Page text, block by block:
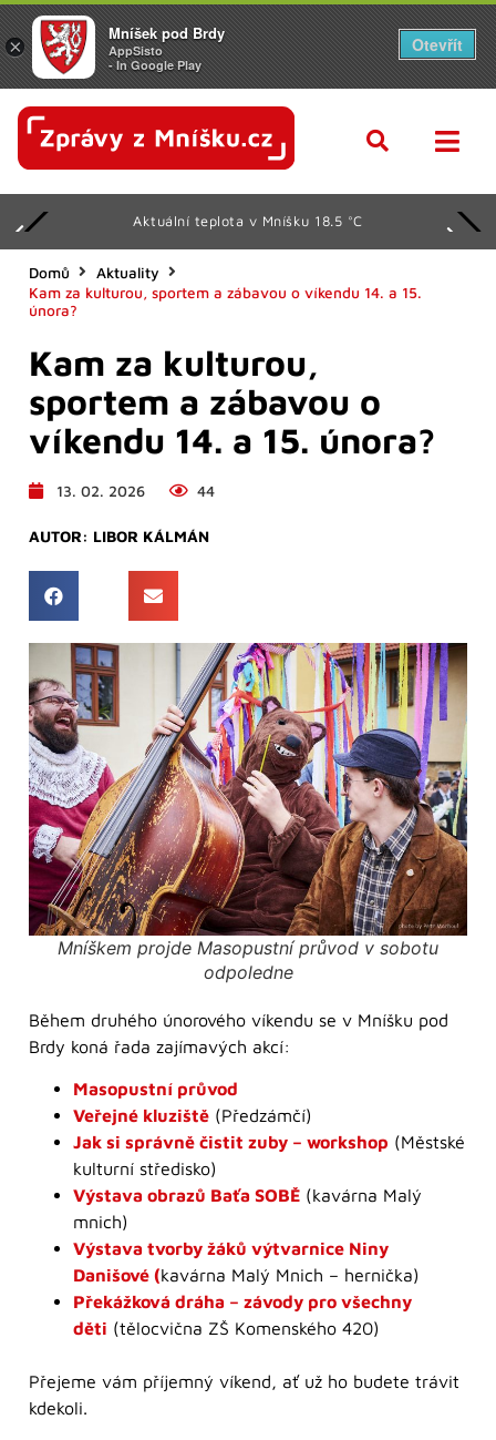
Aktuální teplota v Mníšku 18.5 °C
Domů
Aktuality
Kam za kulturou, sportem a zábavou o víkendu 14. a 15.
února?
Kam za kulturou,
sportem a zábavou o
víkendu 14. a 15. února?
13. 02. 2026 44
AUTOR: LIBOR KÁLMÁN
Mníškem projde Masopustní průvod v sobotu
odpoledne
Během druhého únorového víkendu se v Mníšku pod
Brdy koná řada zajímavých akcí:
Masopustní průvod
Veřejné kluziště (Předzámčí)
Jak si správně čistit zuby – workshop (Městské
kulturní středisko)
Výstava obrazů Baťa SOBĚ (kavárna Malý
mnich)
Výstava tvorby žáků výtvarnice Niny
Danišové (kavárna Malý Mnich – hernička)
Překážková dráha – závody pro všechny
děti (tělocvična ZŠ Komenského 420)
Přejeme vám příjemný víkend, ať už ho budete trávit
kdekoli.
×
Mníšek pod Brdy
AppSisto
- In Google Play
Otevřít